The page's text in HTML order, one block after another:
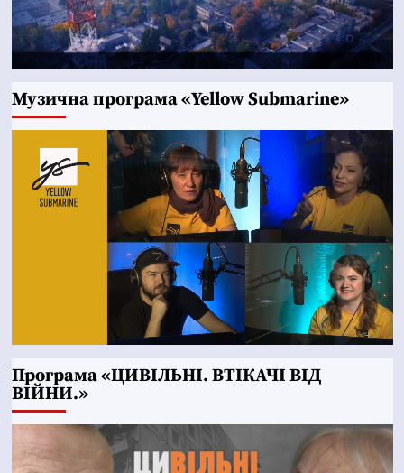
Музична програма «Yellow Submarine»
Програма «ЦИВІЛЬНІ. ВТІКАЧІ ВІД
ВІЙНИ.»